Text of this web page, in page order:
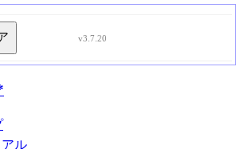
v3.7.20
ル